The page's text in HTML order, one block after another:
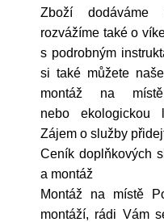
Zboží dodáváme
rozvážíme také o
s podrobným
si také můžete
montáž na
nebo ekologickou
Zájem o služby
Ceník doplňkových
a montáž
Montáž na místě
montáží, rádi Vám